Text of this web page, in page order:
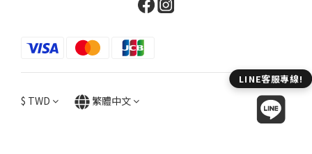
$ TWD 繁體中文